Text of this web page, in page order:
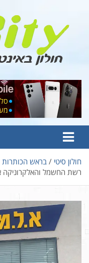
content
Hcity – חולון באינטרנט
פורטל החדשות והמידע של
חולון סיטי
בראש הכותרות
רשת החשמל והאלקרוניקה